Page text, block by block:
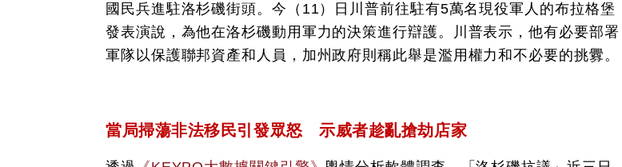
國民兵進駐洛杉磯街頭。今（11）日川普前往駐有5萬名現役軍人的布拉格堡
發表演說，為他在洛杉磯動用軍力的決策進行辯護。川普表示，他有必要部署
軍隊以保護聯邦資產和人員，加州政府則稱此舉是濫用權力和不必要的挑釁。
當局掃蕩非法移民引發眾怒 示威者趁亂搶劫店家